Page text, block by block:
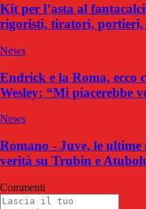
Kit per l’asta al
rigoristi, tiratori, portieri,
News
Endrick e la Roma, ecco
Wesley: “Mi piacerebbe
News
Romano - Juve, le
verità su Trubin e
Commenti